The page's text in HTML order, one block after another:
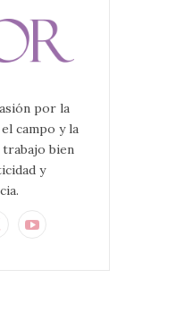
por la
campo y la
bien
y